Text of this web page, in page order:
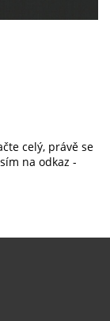
celý, právě se
na odkaz -